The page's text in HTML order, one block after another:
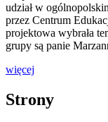
udział w
przez Centrum
projektowa wybrała
grupy są panie
więcej
Strony